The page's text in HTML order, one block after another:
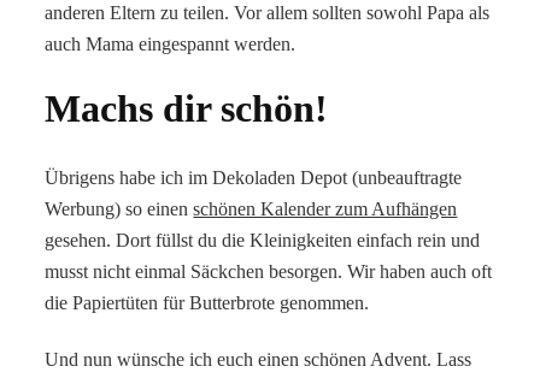
anderen Eltern zu teilen. Vor allem sollten sowohl Papa als
auch Mama eingespannt werden.
Machs dir schön!
Übrigens habe ich im Dekoladen Depot (unbeauftragte
Werbung) so einenschönen Kalender zum Aufhängen
gesehen. Dort füllst du die Kleinigkeiten einfach rein und
musst nicht einmal Säckchen besorgen. Wir haben auch oft
die Papiertüten für Butterbrote genommen.
Und nun wünsche ich euch einen schönen Advent. Lass